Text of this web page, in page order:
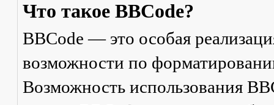
Что такое BBCode?
BBCode — это особая
возможности по
Возможность использования